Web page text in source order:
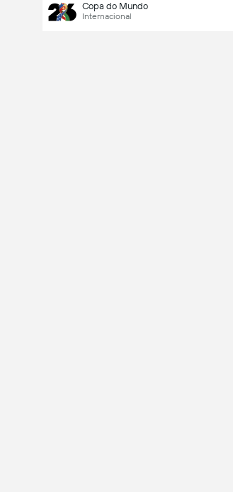
Copa do Mundo
Internacional